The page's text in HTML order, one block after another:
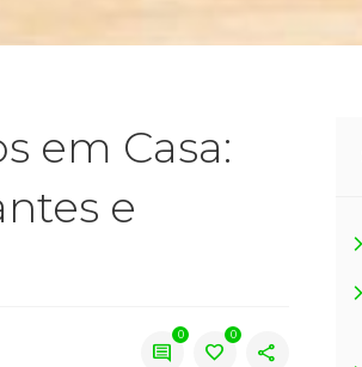
em Casa:
e
comment
0
favorite
0
share